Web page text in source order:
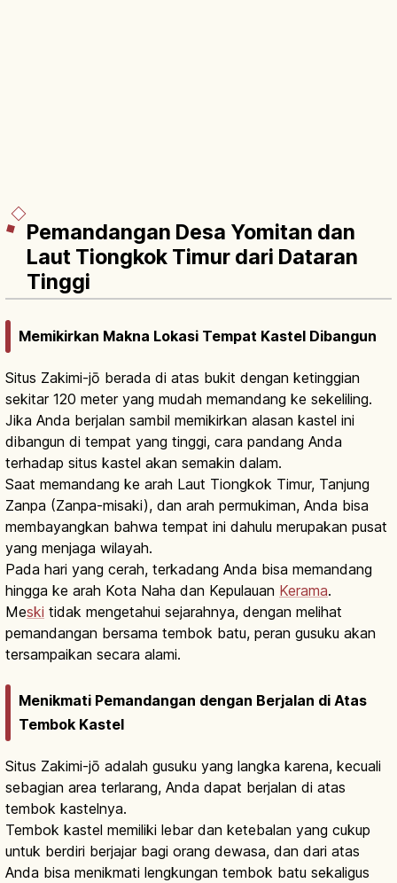
Pemandangan Desa Yomitan dan
Laut Tiongkok Timur dari Dataran
Tinggi
Memikirkan Makna Lokasi Tempat Kastel Dibangun
Situs Zakimi-jō berada di atas bukit dengan ketinggian
sekitar 120 meter yang mudah memandang ke sekeliling.
Jika Anda berjalan sambil memikirkan alasan kastel ini
dibangun di tempat yang tinggi, cara pandang Anda
terhadap situs kastel akan semakin dalam.
Saat memandang ke arah Laut Tiongkok Timur, Tanjung
Zanpa (Zanpa-misaki), dan arah permukiman, Anda bisa
membayangkan bahwa tempat ini dahulu merupakan pusat
yang menjaga wilayah.
Pada hari yang cerah, terkadang Anda bisa memandang
hingga ke arah Kota Naha dan Kepulauan Kerama.
Meski tidak mengetahui sejarahnya, dengan melihat
pemandangan bersama tembok batu, peran gusuku akan
tersampaikan secara alami.
Menikmati Pemandangan dengan Berjalan di Atas
Tembok Kastel
Situs Zakimi-jō adalah gusuku yang langka karena, kecuali
sebagian area terlarang, Anda dapat berjalan di atas
tembok kastelnya.
Tembok kastel memiliki lebar dan ketebalan yang cukup
untuk berdiri berjajar bagi orang dewasa, dan dari atas
Anda bisa menikmati lengkungan tembok batu sekaligus